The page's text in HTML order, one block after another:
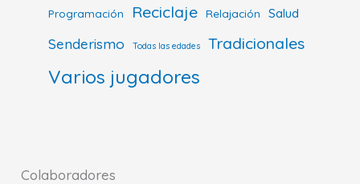
Programación Reciclaje Relajación Salud
Senderismo Todas las edades Tradicionales
Varios jugadores
Colaboradores